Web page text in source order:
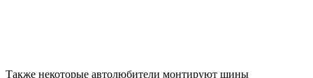
Также некоторые автолюбители монтируют шины